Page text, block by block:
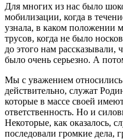
Для многих из нас было
мобилизации, когда в
узнала, в каком положении
трусов, когда не было
до этого нам
было очень серьезно. А
Мы с уважением
действительно, служат
которые в массе своей
ответственность. Но и
Некоторые, как оказалось,
последовали громкие дела,